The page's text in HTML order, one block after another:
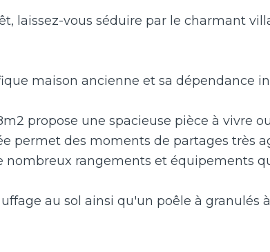
laissez-vous séduire par le charmant
maison ancienne et sa dépendance
propose une spacieuse pièce à vivre
permet des moments de partages très
nombreux rangements et équipements
au sol ainsi qu'un poêle à granulés